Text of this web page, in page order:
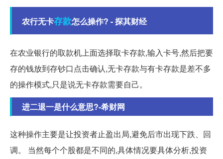
农行无卡存款怎么操作? - 探其财经
在农业银行的取款机上面选择取卡存款,输入卡号,然后把要
存的钱放到存钞口点击确认,无卡存款与有卡存款是差不多
的操作模式,只是说无卡存款需要自己。
进二退一是什么意思?-希财网
这种操作主要是让投资者止盈出局,避免后市出现下跌、回
调。 当然每个个股都是不同的,具体情况要具体分析,投资